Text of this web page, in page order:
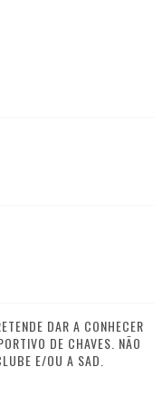
DAR A CONHECER
DE CHAVES. NÃO
E/OU A SAD.